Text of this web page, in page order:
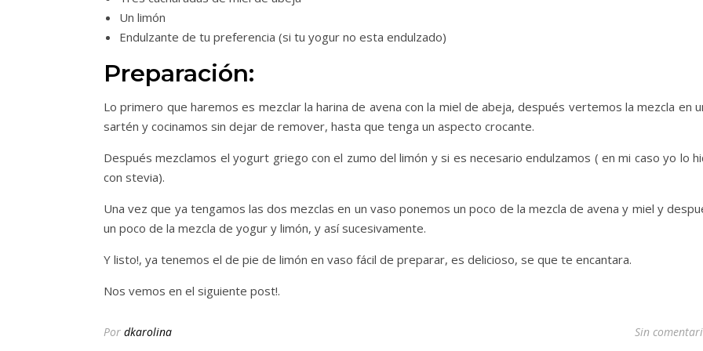
Un limón
Endulzante de tu preferencia (si tu yogur no esta endulzado)
Preparación:
Lo primero que haremos es mezclar la harina de avena con la miel de abeja, después vertemos la mezcla en
sartén y cocinamos sin dejar de remover, hasta que tenga un aspecto crocante.
Después mezclamos el yogurt griego con el zumo del limón y si es necesario endulzamos ( en mi caso yo lo
con stevia).
Una vez que ya tengamos las dos mezclas en un vaso ponemos un poco de la mezcla de avena y miel y
un poco de la mezcla de yogur y limón, y así sucesivamente.
Y listo!, ya tenemos el de pie de limón en vaso fácil de preparar, es delicioso, se que te encantara.
Nos vemos en el siguiente post!.
Por dkarolina Sin